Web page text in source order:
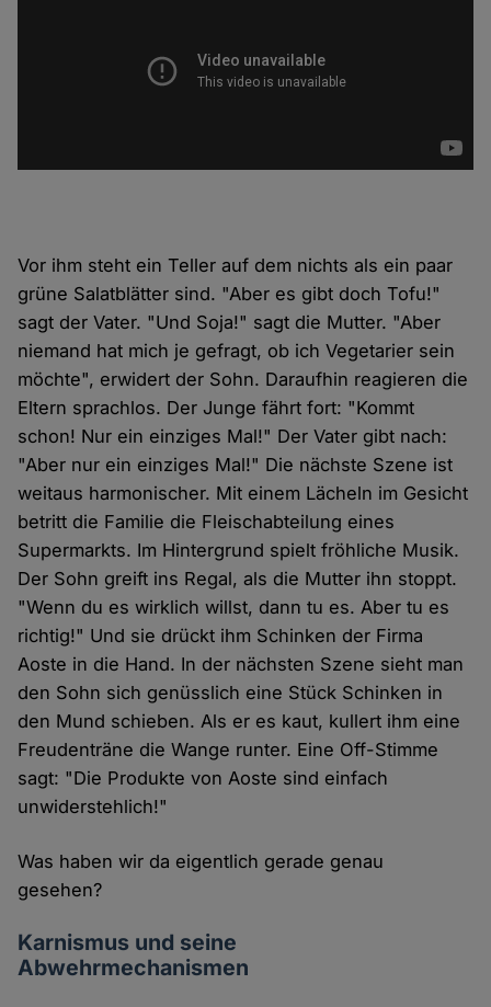
Vor ihm steht ein Teller auf dem nichts als ein paar
grüne Salatblätter sind. "Aber es gibt doch Tofu!"
sagt der Vater. "Und Soja!" sagt die Mutter. "Aber
niemand hat mich je gefragt, ob ich Vegetarier sein
möchte", erwidert der Sohn. Daraufhin reagieren die
Eltern sprachlos. Der Junge fährt fort: "Kommt
schon! Nur ein einziges Mal!" Der Vater gibt nach:
"Aber nur ein einziges Mal!" Die nächste Szene ist
weitaus harmonischer. Mit einem Lächeln im Gesicht
betritt die Familie die Fleischabteilung eines
Supermarkts. Im Hintergrund spielt fröhliche Musik.
Der Sohn greift ins Regal, als die Mutter ihn stoppt.
"Wenn du es wirklich willst, dann tu es. Aber tu es
richtig!" Und sie drückt ihm Schinken der Firma
Aoste in die Hand. In der nächsten Szene sieht man
den Sohn sich genüsslich eine Stück Schinken in
den Mund schieben. Als er es kaut, kullert ihm eine
Freudenträne die Wange runter. Eine Off-Stimme
sagt: "Die Produkte von Aoste sind einfach
unwiderstehlich!"
Was haben wir da eigentlich gerade genau
gesehen?
Karnismus und seine
Abwehrmechanismen